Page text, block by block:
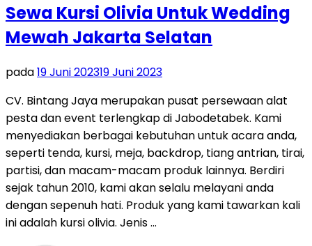
Sewa Kursi Olivia Untuk Wedding
Mewah Jakarta Selatan
pada19 Juni 202319 Juni 2023
CV. Bintang Jaya merupakan pusat persewaan alat
pesta dan event terlengkap di Jabodetabek. Kami
menyediakan berbagai kebutuhan untuk acara anda,
seperti tenda, kursi, meja, backdrop, tiang antrian, tirai,
partisi, dan macam-macam produk lainnya. Berdiri
sejak tahun 2010, kami akan selalu melayani anda
dengan sepenuh hati. Produk yang kami tawarkan kali
ini adalah kursi olivia. Jenis …